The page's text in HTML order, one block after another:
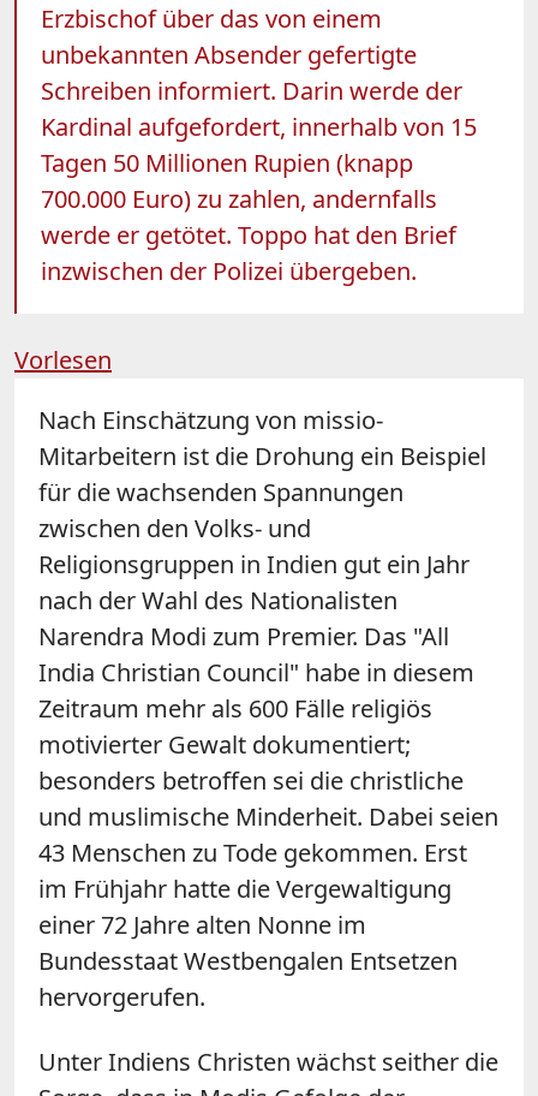
Erzbischof über das von einem
unbekannten Absender gefertigte
Schreiben informiert. Darin werde der
Kardinal aufgefordert, innerhalb von 15
Tagen 50 Millionen Rupien (knapp
700.000 Euro) zu zahlen, andernfalls
werde er getötet. Toppo hat den Brief
inzwischen der Polizei übergeben.
Vorlesen
Nach Einschätzung von missio-
Mitarbeitern ist die Drohung ein Beispiel
für die wachsenden Spannungen
zwischen den Volks- und
Religionsgruppen in Indien gut ein Jahr
nach der Wahl des Nationalisten
Narendra Modi zum Premier. Das "All
India Christian Council" habe in diesem
Zeitraum mehr als 600 Fälle religiös
motivierter Gewalt dokumentiert;
besonders betroffen sei die christliche
und muslimische Minderheit. Dabei seien
43 Menschen zu Tode gekommen. Erst
im Frühjahr hatte die Vergewaltigung
einer 72 Jahre alten Nonne im
Bundesstaat Westbengalen Entsetzen
hervorgerufen.
Unter Indiens Christen wächst seither die